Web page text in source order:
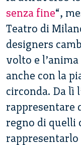
senza fine“,
Teatro di
designers
volto e
anche con la
circonda. Da lì
rappresentare
regno di quelli
rappresentarlo